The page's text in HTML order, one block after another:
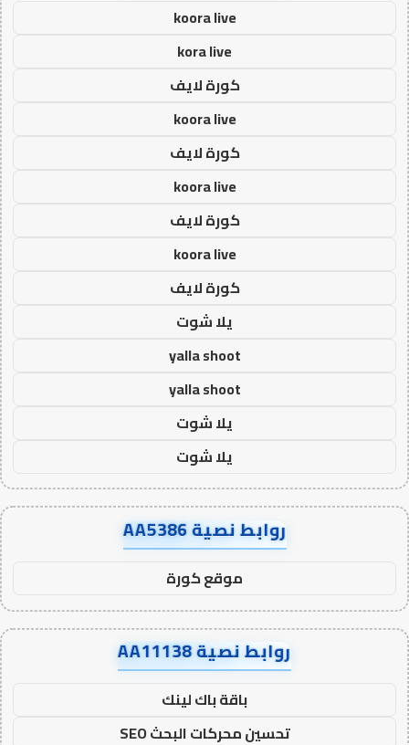
koora live
kora live
كورة لايف
koora live
كورة لايف
koora live
كورة لايف
koora live
كورة لايف
يلا شوت
yalla shoot
yalla shoot
يلا شوت
يلا شوت
روابط نصية AA5386
موقع كورة
روابط نصية AA11138
باقة باك لينك
تحسين محركات البحث SEO